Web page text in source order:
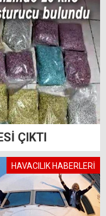
ÇIKTI
HAVACILIK HABERLERİ